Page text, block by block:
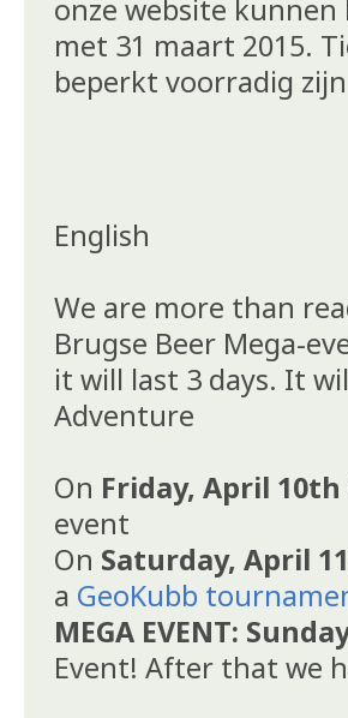
onze website
met 31 maart 2015.
beperkt voorradig
English
We are more than
Brugse Beer Mega-
it will last 3 days. It
Adventure
On Friday, April 10th
event
On Saturday, April
a GeoKubb
MEGA EVENT:
Event! After that we